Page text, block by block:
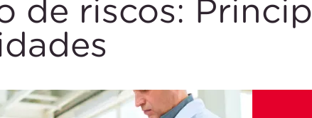
de riscos: